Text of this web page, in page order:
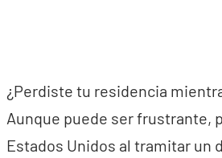
¿Perdiste tu residencia
Aunque puede ser frustrante,
Estados Unidos al tramitar un